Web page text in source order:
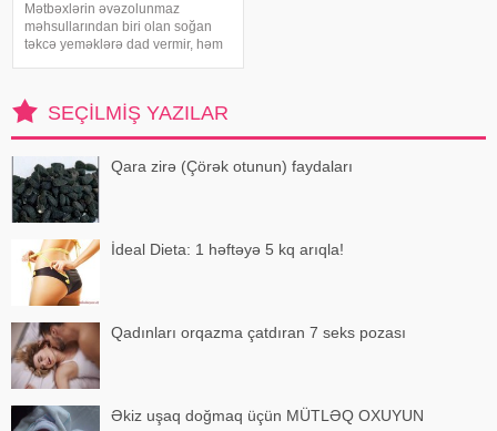
Mətbəxlərin əvəzolunmaz
məhsullarından biri olan soğan
təkcə yeməklərə dad vermir, həm
tərkibindəki vitaminlər, minerallar
və antioksidantlar sayəsində soğa
SEÇILMIŞ YAZILAR
Qara zirə (Çörək otunun) faydaları
İdeal Dieta: 1 həftəyə 5 kq arıqla!
Qadınları orqazma çatdıran 7 seks pozası
Əkiz uşaq doğmaq üçün MÜTLƏQ OXUYUN